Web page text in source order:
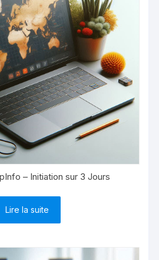
– Initiation sur 3 Jours
Lire la suite